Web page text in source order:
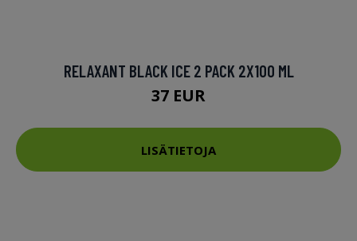
RELAXANT BLACK ICE 2 PACK 2X100 ML
37 EUR
LISÄTIETOJA